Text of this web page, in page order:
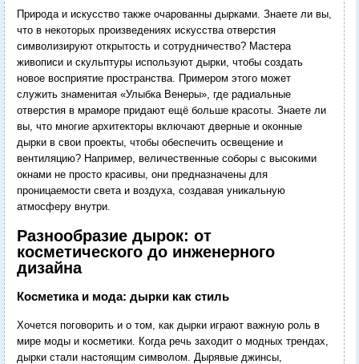
Природа и искусство также очарованны дырками. Знаете ли вы,
что в некоторых произведениях искусства отверстия
символизируют открытость и сотрудничество? Мастера
живописи и скульптуры используют дырки, чтобы создать
новое восприятие пространства. Примером этого может
служить знаменитая «Улыбка Венеры», где радиальные
отверстия в мраморе придают ещё больше красоты. Знаете ли
вы, что многие архитекторы включают дверные и оконные
дырки в свои проекты, чтобы обеспечить освещение и
вентиляцию? Например, величественные соборы с высокими
окнами не просто красивы, они предназначены для
проницаемости света и воздуха, создавая уникальную
атмосферу внутри.
Разнообразие дырок: от
косметического до инженерного
дизайна
Косметика и мода: дырки как стиль
Хочется поговорить и о том, как дырки играют важную роль в
мире моды и косметики. Когда речь заходит о модных трендах,
дырки стали настоящим символом. Дырявые джинсы,